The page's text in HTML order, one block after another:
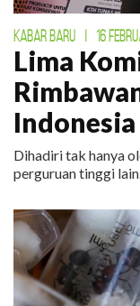
KABAR BARU | 16
Lima
Indonesia
Dihadiri tak hanya
perguruan tinggi lain.